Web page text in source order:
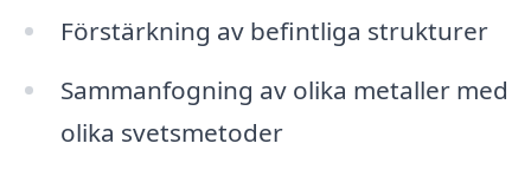
Förstärkning av befintliga strukturer
Sammanfogning av olika metaller med
olika svetsmetoder